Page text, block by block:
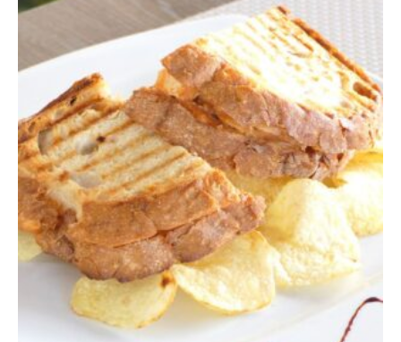
BATATAS FRITAS
$275,00
Quantidade
de
Batatas
Fritas
Adicionar